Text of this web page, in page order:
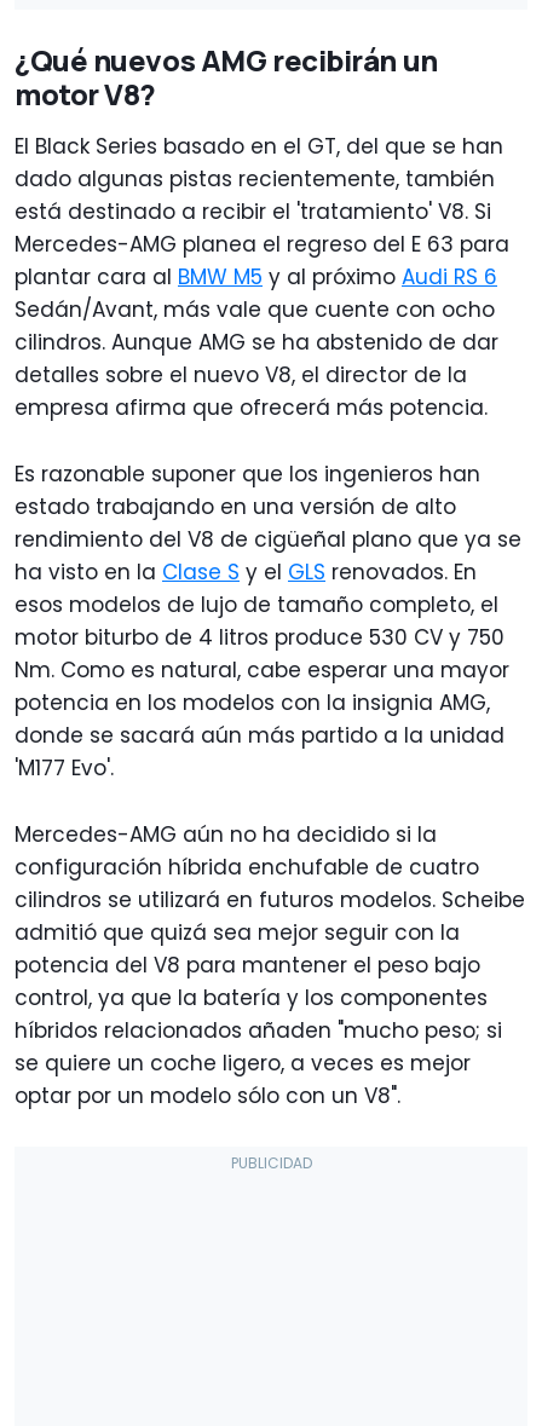
¿Qué nuevos AMG recibirán un
motor V8?
El Black Series basado en el GT, del que se han
dado algunas pistas recientemente, también
está destinado a recibir el 'tratamiento' V8. Si
Mercedes-AMG planea el regreso del E 63 para
plantar cara al BMW M5 y al próximo Audi RS 6
Sedán/Avant, más vale que cuente con ocho
cilindros. Aunque AMG se ha abstenido de dar
detalles sobre el nuevo V8, el director de la
empresa afirma que ofrecerá más potencia.
Es razonable suponer que los ingenieros han
estado trabajando en una versión de alto
rendimiento del V8 de cigüeñal plano que ya se
ha visto en la Clase S y el GLS renovados. En
esos modelos de lujo de tamaño completo, el
motor biturbo de 4 litros produce 530 CV y 750
Nm. Como es natural, cabe esperar una mayor
potencia en los modelos con la insignia AMG,
donde se sacará aún más partido a la unidad
'M177 Evo'.
Mercedes-AMG aún no ha decidido si la
configuración híbrida enchufable de cuatro
cilindros se utilizará en futuros modelos. Scheibe
admitió que quizá sea mejor seguir con la
potencia del V8 para mantener el peso bajo
control, ya que la batería y los componentes
híbridos relacionados añaden "mucho peso; si
se quiere un coche ligero, a veces es mejor
optar por un modelo sólo con un V8".